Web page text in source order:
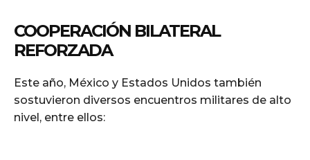
COOPERACIÓN BILATERAL
REFORZADA
Este año, México y Estados Unidos también
sostuvieron diversos encuentros militares de alto
nivel, entre ellos: